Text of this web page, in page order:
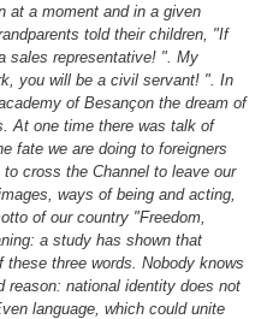
at a moment and in a given
told their children, "If
sales representative! ". My
you will be a civil servant! ". In
of Besançon the dream of
At one time there was talk of
fate we are doing to foreigners
cross the Channel to leave our
ways of being and acting,
of our country "Freedom,
a study has shown that
three words. Nobody knows
reason: national identity does not
language, which could unite